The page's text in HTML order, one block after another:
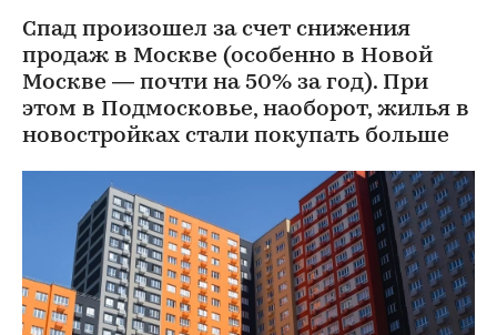
Спад произошел за счет снижения
продаж в Москве (особенно в Новой
Москве — почти на 50% за год). При
этом в Подмосковье, наоборот, жилья в
новостройках стали покупать больше